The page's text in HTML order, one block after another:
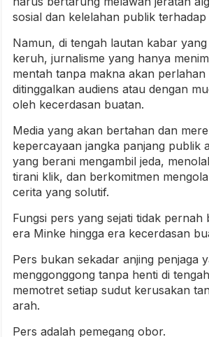
sosial dan kelelahan publik terhadap
Namun, di tengah lautan kabar yang
keruh, jurnalisme yang hanya
mentah tanpa makna akan perlahan
ditinggalkan audiens atau dengan
oleh kecerdasan buatan.
Media yang akan bertahan dan
kepercayaan jangka panjang publik
yang berani mengambil jeda,
tirani klik, dan berkomitmen
cerita yang solutif.
Fungsi pers yang sejati tidak pernah
era Minke hingga era kecerdasan
Pers bukan sekadar anjing penjaga
menggonggong tanpa henti di
memotret setiap sudut kerusakan
arah.
Pers adalah pemegang obor.